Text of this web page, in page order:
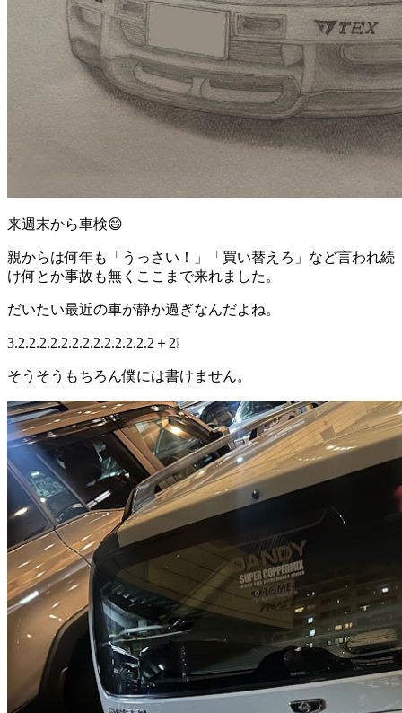
来週末から車検😄
親からは何年も「うっさい！」「買い替えろ」など言われ続
け何とか事故も無くここまで来れました。
だいたい最近の車が静か過ぎなんだよね。
3.2.2.2.2.2.2.2.2.2.2.2.2.2＋2❕
そうそうもちろん僕には書けません。